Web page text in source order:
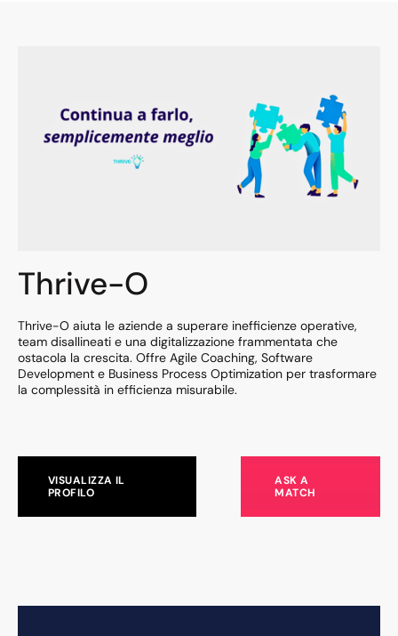
Thrive-O
Thrive-O aiuta le aziende a superare inefficienze operative,
team disallineati e una digitalizzazione frammentata che
ostacola la crescita. Offre Agile Coaching, Software
Development e Business Process Optimization per trasformare
la complessità in efficienza misurabile.
VISUALIZZA IL
PROFILO
ASK A
MATCH